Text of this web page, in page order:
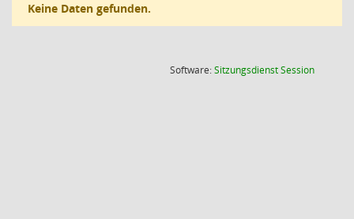
Keine Daten gefunden.
Software:SitzungsdienstSession(Wird in